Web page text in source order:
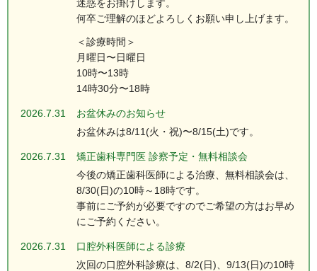
迷惑をお掛けします。
何卒ご理解のほどよろしくお願い申し上げます。
＜診療時間＞
月曜日〜日曜日
10時〜13時
14時30分〜18時
2026.7.31
お盆休みのお知らせ
お盆休みは8/11(火・祝)〜8/15(土)です。
2026.7.31
矯正歯科専門医 診察予定・無料相談会
今後の矯正歯科医師による治療、無料相談会は、
8/30(日)の10時～18時です。
事前にご予約が必要ですのでご希望の方はお早め
にご予約ください。
2026.7.31
口腔外科医師による診療
次回の口腔外科診療は、8/2(日)、9/13(日)の10時